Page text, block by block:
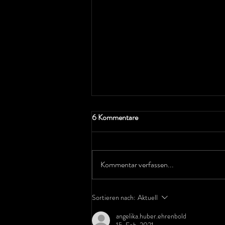
Coffee & Scones
6 Kommentare
Kommentar verfassen...
Sortieren nach: Aktuell
angelika.huber.ehrenbold